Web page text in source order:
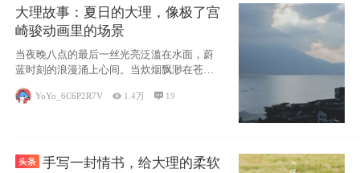
大理故事：夏日的大理，像极了宫
崎骏动画里的场景
当夜晚八点的最后一丝光亮泛滥在水面，蔚
蓝时刻的浪漫涌上心间。当炊烟飘渺在苍山
YoYo_6C6P2R7V  1.4万  19
手写一封情书，给大理的柔软